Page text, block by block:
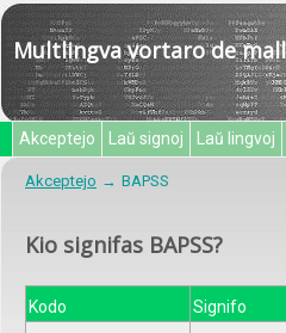
Multlingva vortaro de
Akceptejo Laŭ signoj Laŭ lingvoj
Akceptejo BAPSS
Kio signifas BAPSS?
Kodo Signifo